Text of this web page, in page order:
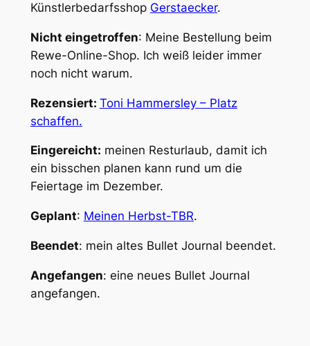
Künstlerbedarfsshop Gerstaecker.
Nicht eingetroffen: Meine Bestellung beim
Rewe-Online-Shop. Ich weiß leider immer
noch nicht warum.
Rezensiert: Toni Hammersley – Platz
schaffen.
Eingereicht: meinen Resturlaub, damit ich
ein bisschen planen kann rund um die
Feiertage im Dezember.
Geplant: Meinen Herbst-TBR.
Beendet: mein altes Bullet Journal beendet.
Angefangen: eine neues Bullet Journal
angefangen.